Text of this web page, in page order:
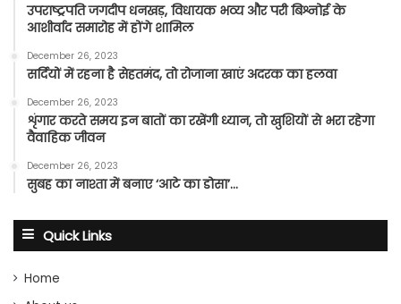
उपराष्ट्रपति जगदीप धनखड़, विधायक भव्य और परी बिश्नोई के
आशीर्वाद समारोह में होंगे शामिल
December 26, 2023
सर्दियों में रहना है सेहतमंद, तो रोजाना खाएं अदरक का हलवा
December 26, 2023
शृंगार करते समय इन बातों का रखेंगी ध्यान, तो खुशियों से भरा रहेगा
वैवाहिक जीवन
December 26, 2023
सुबह का नाश्ता में बनाए ‘आटे का डोसा’…
Quick Links
Home